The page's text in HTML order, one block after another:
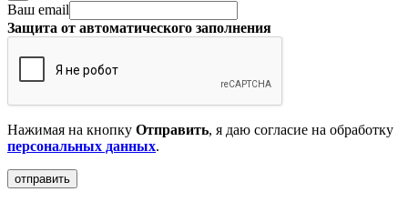
Ваш email
Защита от автоматического заполнения
Нажимая на кнопку Отправить, я даю согласие на обработку
персональных данных.